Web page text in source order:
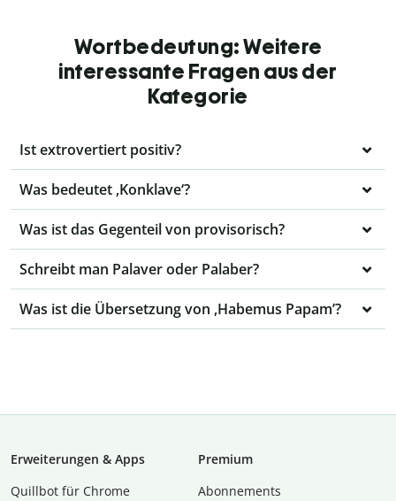
Wortbedeutung: Weitere
interessante Fragen aus der
Kategorie
Ist extrovertiert positiv?
Was bedeutet ,Konklave‘?
Was ist das Gegenteil von provisorisch?
Schreibt man Palaver oder Palaber?
Was ist die Übersetzung von ,Habemus Papam’?
Erweiterungen & Apps
Quillbot für Chrome
Premium
Abon­ne­ments